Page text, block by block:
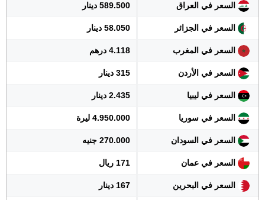
السعر في العراق 589.500 دينار
السعر في الجزائر 58.050 دينار
السعر في المغرب 4.118 درهم
السعر في الأردن 315 دينار
السعر في ليبيا 2.435 دينار
السعر في سوريا 4.950.000 ليرة
السعر في السودان 270.000 جنيه
السعر في عمان 171 ريال
السعر في البحرين 167 دينار